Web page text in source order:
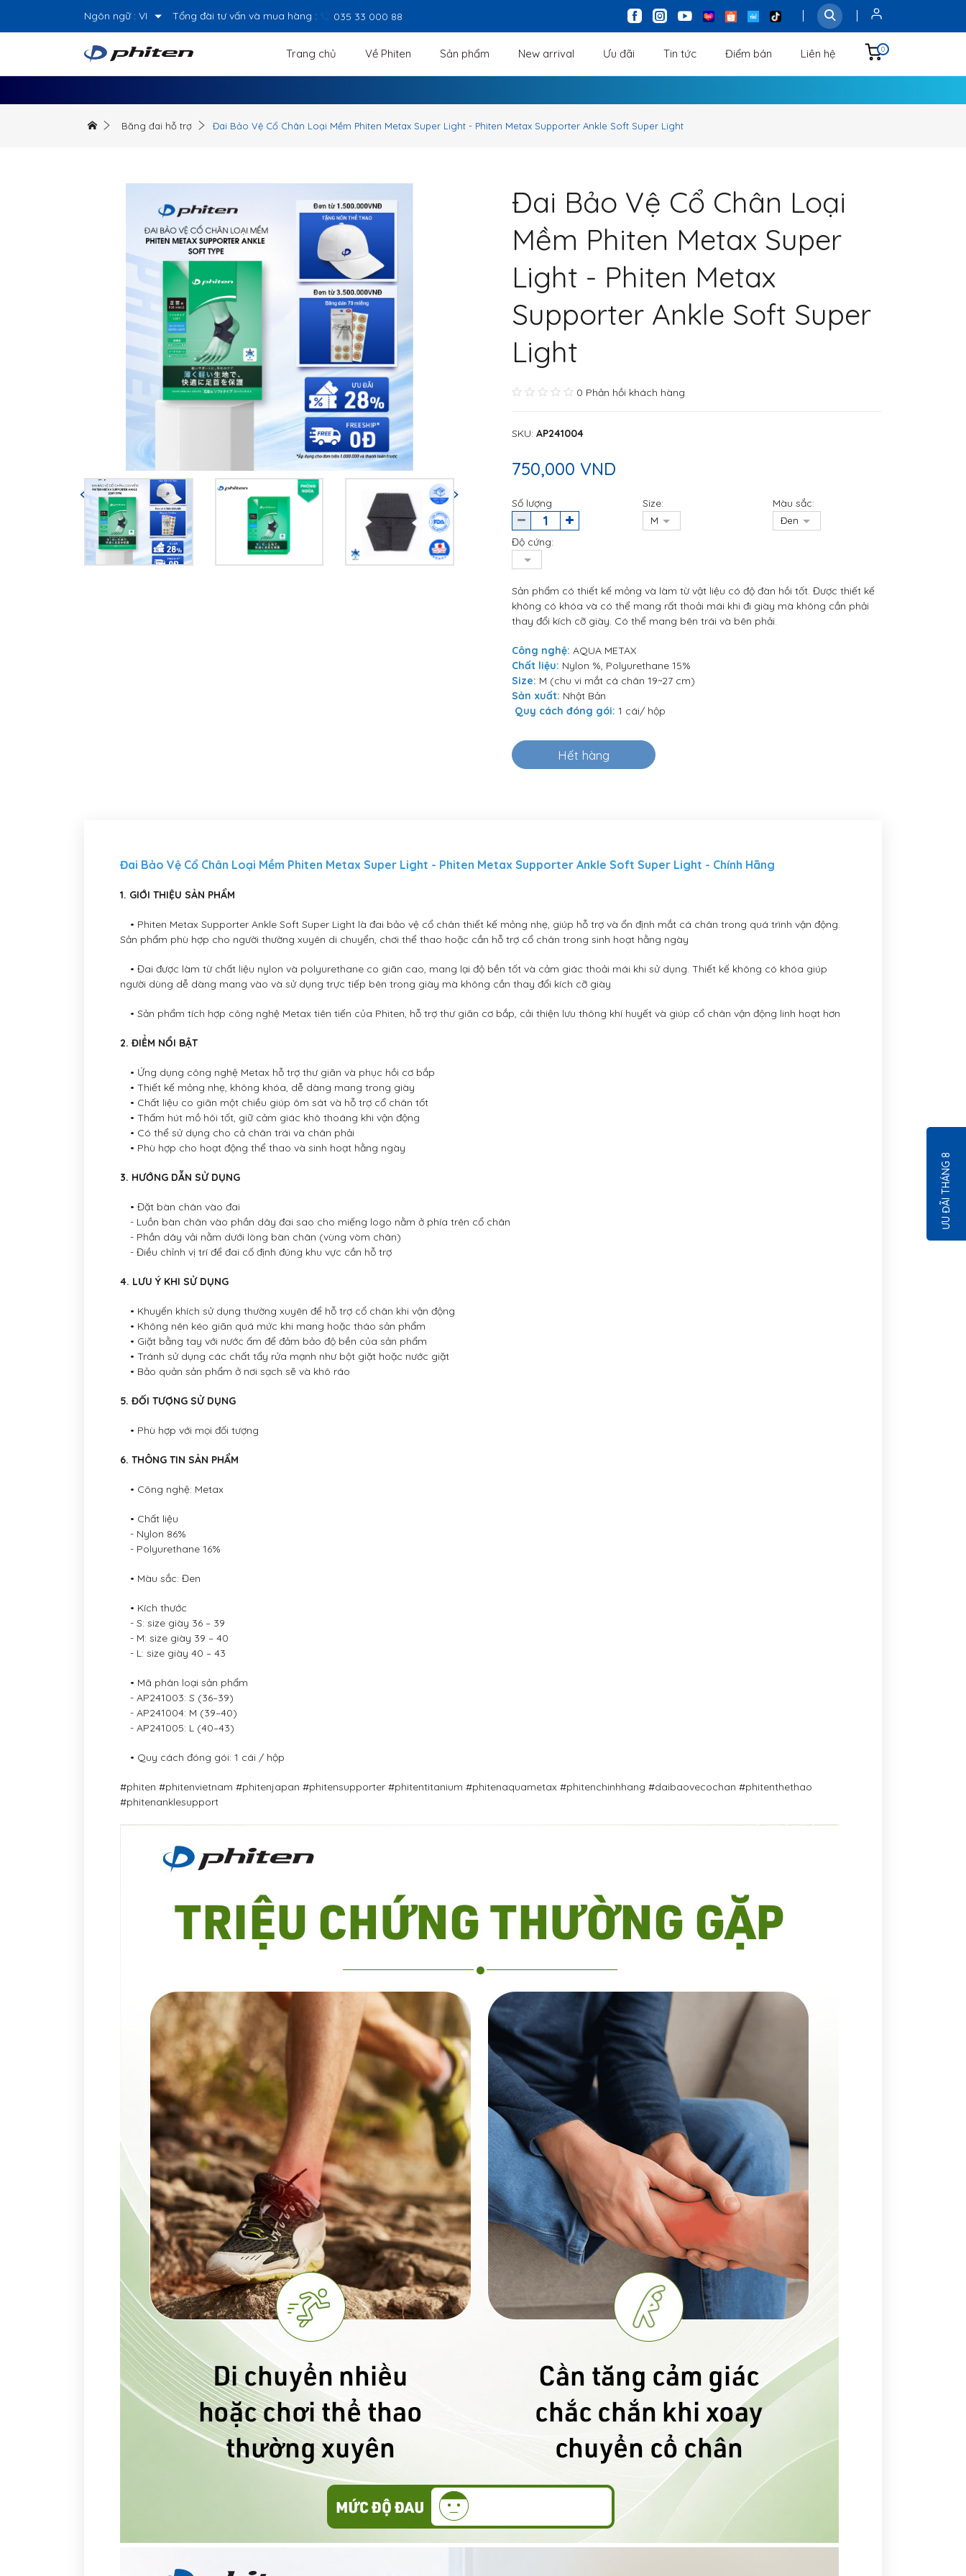
Ngôn ngữ : VI Tổng đài tư vấn và mua hàng : 035 33 000 88
Trang chủ Về Phiten Sản phẩm New arrival Ưu đãi Tin tức Điểm bán Liên hệ 0
Băng đai hỗ trợ Đai Bảo Vệ Cổ Chân Loại Mềm Phiten Metax Super Light - Phiten Metax Supporter Ankle Soft Super Light
Đai Bảo Vệ Cổ Chân Loại
Mềm Phiten Metax Super
Light - Phiten Metax
Supporter Ankle Soft Super
Light
0 Phản hồi khách hàng
SKU: AP241004
750,000 VND
Số lượng Size: Màu sắc:
Độ cứng:
Sản phẩm có thiết kế mỏng và làm từ vật liệu có độ đàn hồi tốt. Được thiết kế
không có khóa và có thể mang rất thoải mái khi đi giày mà không cần phải
thay đổi kích cỡ giày. Có thể mang bên trái và bên phải.
Công nghệ: AQUA METAX
Chất liệu: Nylon %, Polyurethane 15%
Size: M (chu vi mắt cá chân 19~27 cm)
Sản xuất: Nhật Bản
Quy cách đóng gói: 1 cái/ hộp
Hết hàng
Đai Bảo Vệ Cổ Chân Loại Mềm Phiten Metax Super Light - Phiten Metax Supporter Ankle Soft Super Light - Chính Hãng
1. GIỚI THIỆU SẢN PHẨM
• Phiten Metax Supporter Ankle Soft Super Light là đai bảo vệ cổ chân thiết kế mỏng nhẹ, giúp hỗ trợ và ổn định mắt cá chân trong quá trình vận động.
Sản phẩm phù hợp cho người thường xuyên di chuyển, chơi thể thao hoặc cần hỗ trợ cổ chân trong sinh hoạt hằng ngày
• Đai được làm từ chất liệu nylon và polyurethane co giãn cao, mang lại độ bền tốt và cảm giác thoải mái khi sử dụng. Thiết kế không có khóa giúp
người dùng dễ dàng mang vào và sử dụng trực tiếp bên trong giày mà không cần thay đổi kích cỡ giày
• Sản phẩm tích hợp công nghệ Metax tiên tiến của Phiten, hỗ trợ thư giãn cơ bắp, cải thiện lưu thông khí huyết và giúp cổ chân vận động linh hoạt hơn
2. ĐIỂM NỔI BẬT
• Ứng dụng công nghệ Metax hỗ trợ thư giãn và phục hồi cơ bắp
• Thiết kế mỏng nhẹ, không khóa, dễ dàng mang trong giày
• Chất liệu co giãn một chiều giúp ôm sát và hỗ trợ cổ chân tốt
• Thấm hút mồ hôi tốt, giữ cảm giác khô thoáng khi vận động
• Có thể sử dụng cho cả chân trái và chân phải
• Phù hợp cho hoạt động thể thao và sinh hoạt hằng ngày
3. HƯỚNG DẪN SỬ DỤNG
• Đặt bàn chân vào đai
- Luồn bàn chân vào phần dây đai sao cho miếng logo nằm ở phía trên cổ chân
- Phần dây vải nằm dưới lòng bàn chân (vùng vòm chân)
- Điều chỉnh vị trí để đai cố định đúng khu vực cần hỗ trợ
4. LƯU Ý KHI SỬ DỤNG
• Khuyến khích sử dụng thường xuyên để hỗ trợ cổ chân khi vận động
• Không nên kéo giãn quá mức khi mang hoặc tháo sản phẩm
• Giặt bằng tay với nước ấm để đảm bảo độ bền của sản phẩm
• Tránh sử dụng các chất tẩy rửa mạnh như bột giặt hoặc nước giặt
• Bảo quản sản phẩm ở nơi sạch sẽ và khô ráo
5. ĐỐI TƯỢNG SỬ DỤNG
• Phù hợp với mọi đối tượng
6. THÔNG TIN SẢN PHẨM
• Công nghệ: Metax
• Chất liệu
- Nylon 86%
- Polyurethane 16%
• Màu sắc: Đen
• Kích thước
- S: size giày 36 – 39
- M: size giày 39 – 40
- L: size giày 40 – 43
• Mã phân loại sản phẩm
- AP241003: S (36–39)
- AP241004: M (39–40)
- AP241005: L (40–43)
• Quy cách đóng gói: 1 cái / hộp
#phiten #phitenvietnam #phitenjapan #phitensupporter #phitentitanium #phitenaquametax #phitenchinhhang #daibaovecochan #phitenthethao
#phitenanklesupport
ƯU ĐÃI THÁNG 8